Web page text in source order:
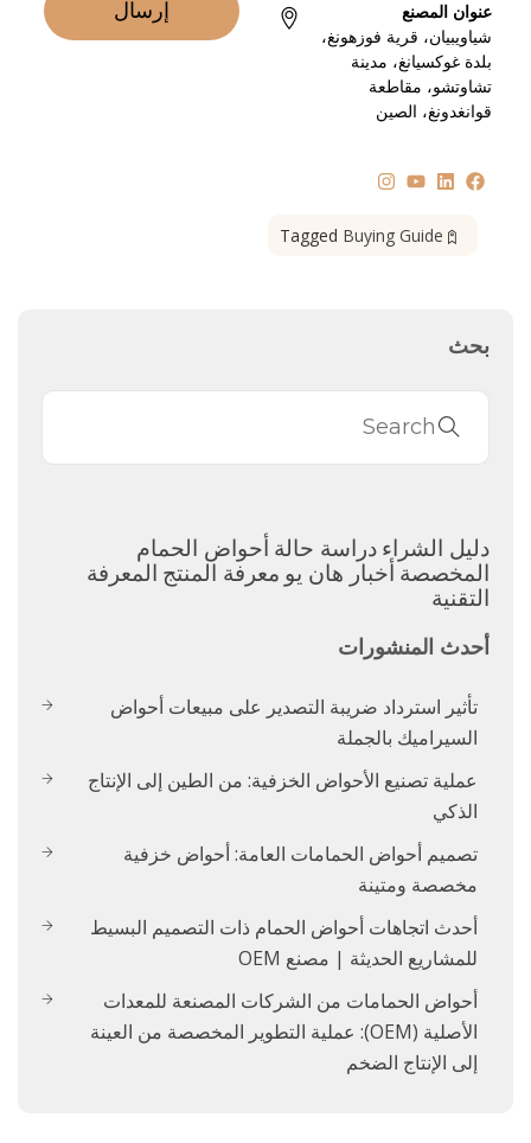
عنوان المصنع
شياويبيان، قرية فوزهونغ،
بلدة غوكسيانغ، مدينة
تشاوتشو، مقاطعة
قوانغدونغ، الصين
إرسال
Tagged Buying Guide
بحث
دليل الشراء دراسة حالة أحواض الحمام
المخصصةأخبار هان يو معرفة المنتج المعرفة
التقنية
أحدث المنشورات
تأثير استرداد ضريبة التصدير على مبيعات أحواض
السيراميك بالجملة
عملية تصنيع الأحواض الخزفية: من الطين إلى الإنتاج
الذكي
تصميم أحواض الحمامات العامة: أحواض خزفية
مخصصة ومتينة
أحدث اتجاهات أحواض الحمام ذات التصميم البسيط
للمشاريع الحديثة | مصنع OEM
أحواض الحمامات من الشركات المصنعة للمعدات
الأصلية (OEM): عملية التطوير المخصصة من العينة
إلى الإنتاج الضخم